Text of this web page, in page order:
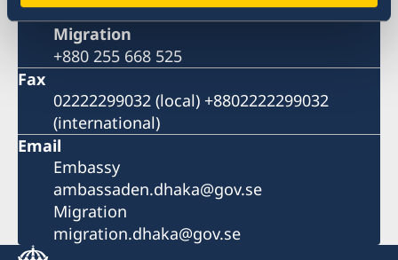
+880 2 55 66 8500
Migration
+880 255 668 525
Fax
02222299032 (local) +8802222299032
(international)
Email
Embassy
ambassaden.dhaka@gov.se
Migration
migration.dhaka@gov.se